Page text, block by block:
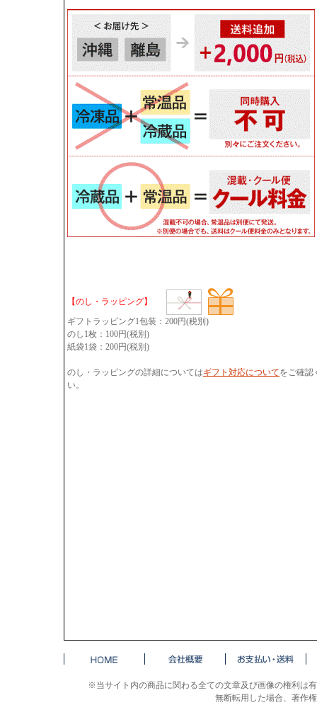
【のし・ラッピング】
ギフトラッピング1包装：200円(税別)
のし1枚：100円(税別)
紙袋1袋：200円(税別)
のし・ラッピングの詳細についてはギフト対応についてをご確認
い。
※当サイト内の商品に関わる全ての文章及び画像の権利は
無断転用した場合、著作